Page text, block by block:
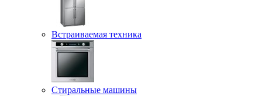
Встраиваемая техника
Стиральные машины